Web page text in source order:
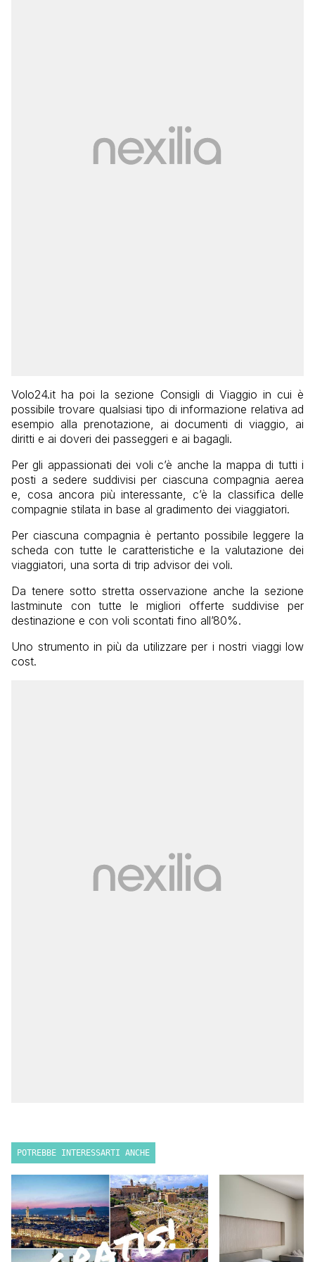
Volo24.it ha poi la sezione Consigli di Viaggio in cui è
possibile trovare qualsiasi tipo di informazione relativa ad
esempio alla prenotazione, ai documenti di viaggio, ai
diritti e ai doveri dei passeggeri e ai bagagli.
Per gli appassionati dei voli c’è anche la mappa di tutti i
posti a sedere suddivisi per ciascuna compagnia aerea
e, cosa ancora più interessante, c’è la classifica delle
compagnie stilata in base al gradimento dei viaggiatori.
Per ciascuna compagnia è pertanto possibile leggere la
scheda con tutte le caratteristiche e la valutazione dei
viaggiatori, una sorta di trip advisor dei voli.
Da tenere sotto stretta osservazione anche la sezione
lastminute con tutte le migliori offerte suddivise per
destinazione e con voli scontati fino all’80%.
Uno strumento in più da utilizzare per i nostri viaggi low
cost.
POTREBBE INTERESSARTI ANCHE